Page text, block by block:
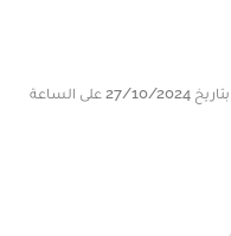
في 27/10/2024 على الساعة 07:30, تحديث بتاريخ 27/10/2024 على الساعة